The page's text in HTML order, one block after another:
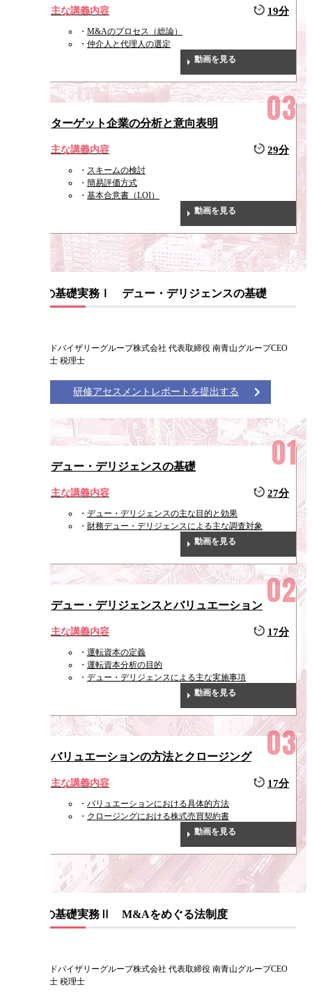
主な講義内容 19分
M&Aのプロセス（総論）
仲介人と代理人の選定
動画を見る
ターゲット企業の分析と意向表明
主な講義内容 29分
スキームの検討
簡易評価方式
基本合意書（LOI）
動画を見る
M&Aの基礎実務Ⅰ デュー・デリジェンスの基礎
南青山アドバイザリーグループ株式会社 代表取締役 南青山グループCEO
公認会計士 税理士
研修アセスメントレポートを提出する
デュー・デリジェンスの基礎
主な講義内容 27分
デュー・デリジェンスの主な目的と効果
財務デュー・デリジェンスによる主な調査対象
動画を見る
デュー・デリジェンスとバリュエーション
主な講義内容 17分
運転資本の定義
運転資本分析の目的
デュー・デリジェンスによる主な実施事項
動画を見る
バリュエーションの方法とクロージング
主な講義内容 17分
バリュエーションにおける具体的方法
クロージングにおける株式売買契約書
動画を見る
M&Aの基礎実務Ⅱ M&Aをめぐる法制度
南青山アドバイザリーグループ株式会社 代表取締役 南青山グループCEO
公認会計士 税理士